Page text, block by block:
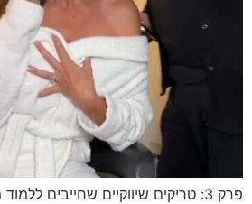
פרק 3: טריקים שיווקיים שחייבים